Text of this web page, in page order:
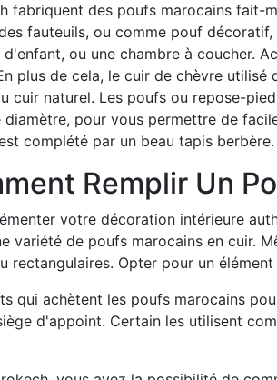
fabriquent des poufs marocains fait-
fauteuils, ou comme pouf
d'enfant, ou une chambre à coucher.
plus de cela, le cuir de chèvre
cuir naturel. Les poufs ou repose-
diamètre, pour vous permettre de
complété par un beau tapis berbère.
Remplir Un
votre décoration intérieure
variété de poufs marocains en cuir.
rectangulaires. Opter pour un
qui achètent les poufs marocains
d'appoint. Certain les utilisent